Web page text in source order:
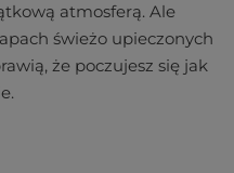
atmosferą. Ale
świeżo upieczonych
że poczujesz się jak